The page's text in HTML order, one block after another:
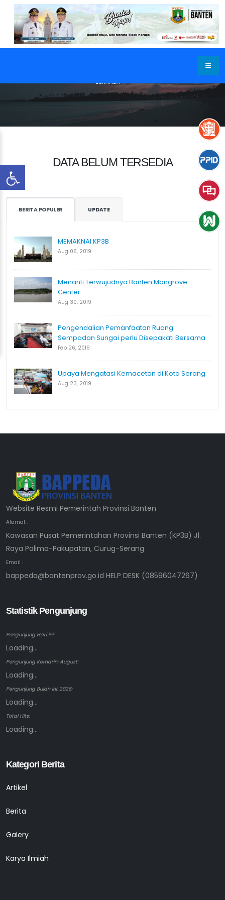
BERANDA
DATA BELUM TERSEDIA
BERITA POPULER UPDATE
MEMAKNAI KP3B
Aug 06, 2019
Menanti Terwujudnya Banten Mangrove
Center
Aug 30, 2019
Pengendalian Pemanfaatan Ruang
Sempadan Sungai perlu Disepakati Bersama
Feb 26, 2019
Upaya Mengatasi Kemacetan di Kota Serang
Aug 23, 2019
Website Resmi Pemerintah Provinsi Banten
Alamat :
Kawasan Pusat Pemerintahan Provinsi Banten (KP3B) Jl.
Raya Palima-Pakupatan, Curug-Serang
Email :
bappeda@bantenprov.go.id HELP DESK (08596047267)
Statistik Pengunjung
Pengunjung Hari ini:
Loading...
Pengunjung Kemarin: August:
Loading...
Pengunjung Bulan ini: 2026:
Loading...
Total Hits:
Loading...
Kategori Berita
Artikel
Berita
Galery
Karya Ilmiah